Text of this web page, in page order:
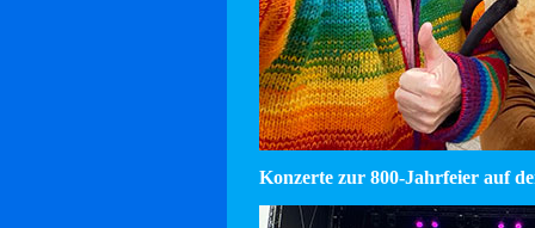
Konzerte zur 800-Jahrfeier auf